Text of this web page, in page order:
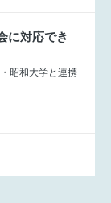
に対応でき
昭和大学と連携